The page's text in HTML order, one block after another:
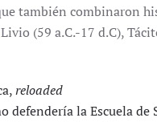
también combinaron
(59 a.C.-17 d.C),
reloaded
defendería la Escuela de